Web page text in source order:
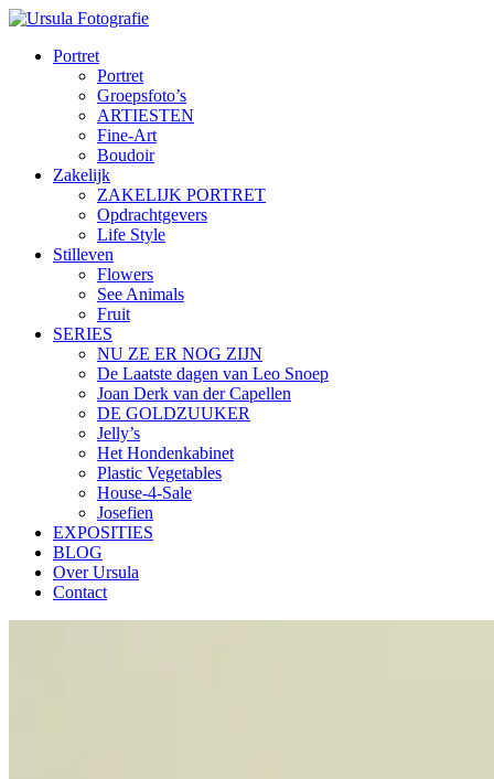
Portret
Portret
Groepsfoto’s
ARTIESTEN
Fine-Art
Boudoir
Zakelijk
ZAKELIJK PORTRET
Opdrachtgevers
Life Style
Stilleven
Flowers
See Animals
Fruit
SERIES
NU ZE ER NOG ZIJN
De Laatste dagen van Leo Snoep
Joan Derk van der Capellen
DE GOLDZUUKER
Jelly’s
Het Hondenkabinet
Plastic Vegetables
House-4-Sale
Josefien
EXPOSITIES
BLOG
Over Ursula
Contact